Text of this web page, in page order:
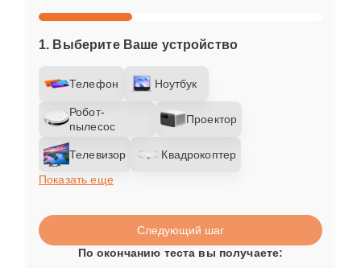
1. Выберите Ваше устройство
Телефон Ноутбук
Робот-
пылесос
Проектор
Телевизор
Квадрокоптер
Показать еще
Следующий шаг
По окончанию теста вы получаете: